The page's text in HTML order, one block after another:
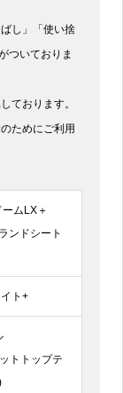
し」「使い捨
ついておりま
ております。
ためにご利用
ムLX＋
ンドシート
ト+
トトップテ